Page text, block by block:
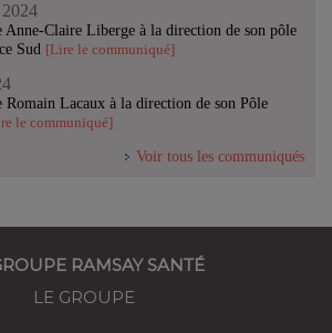
Anne-Claire Liberge à la direction de son pôle
Sud [Lire le communiqué]
Romain Lacaux à la direction de son Pôle
le communiqué]
Voir tous les communiqués
RAMSAY SANTÉ
LE GROUPE